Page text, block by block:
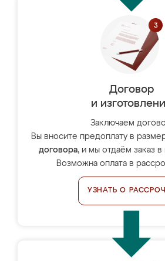
Договор
и
Заключаем
Вы вносите предоплату в
договора, и мы отдаём заказ в
Возможна оплата в
УЗНАТЬ О